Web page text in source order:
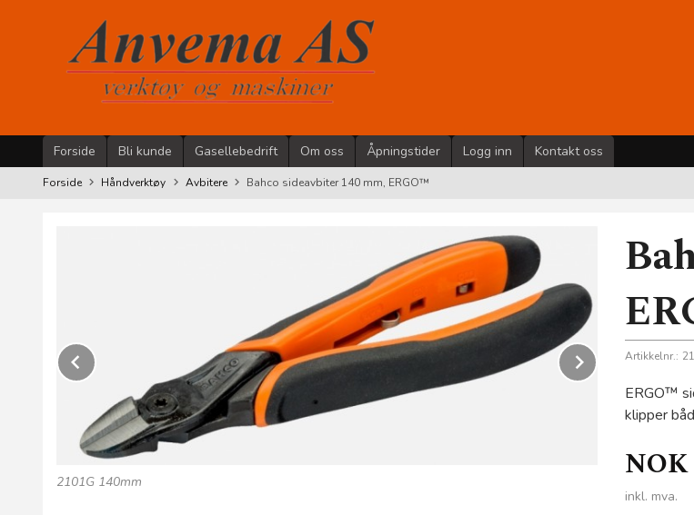
Forside Bli kunde Gasellebedrift Om oss Åpningstider Logg inn Kontakt oss
Forside Håndverktøy Avbitere Bahco sideavbiter 140 mm, ERGO™
2101G 140mm
2101G 140mm
NextArtikkelnr.:
ERGO™
klipper
NOK
inkl. mva.